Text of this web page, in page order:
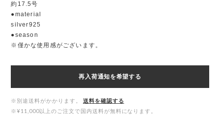
約17.5号
●material
silver925
●season
※僅かな使用感がございます。
再入荷通知を希望する
※別途送料がかかります。
送料を確認する
※¥11,000以上のご注文で国内送料が無料になります。